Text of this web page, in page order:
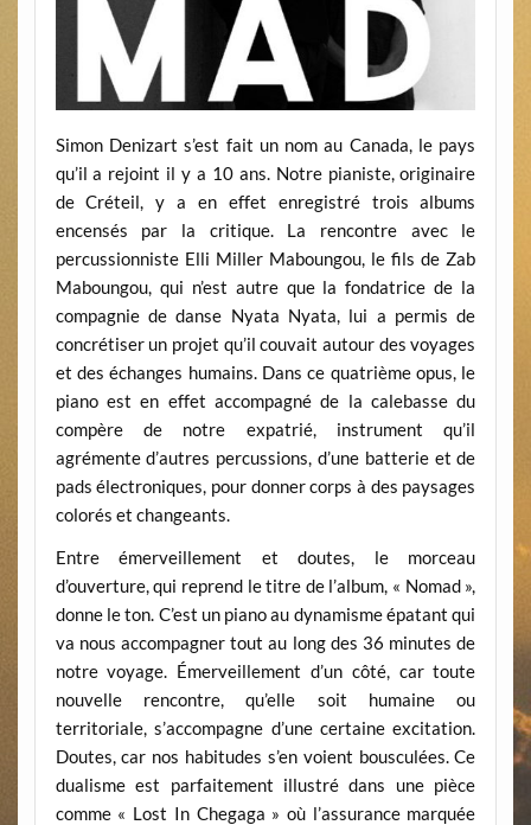
Simon Denizart s’est fait un nom au Canada, le pays
qu’il a rejoint il y a 10 ans. Notre pianiste, originaire
de Créteil, y a en effet enregistré trois albums
encensés par la critique. La rencontre avec le
percussionniste Elli Miller Maboungou, le fils de Zab
Maboungou, qui n’est autre que la fondatrice de la
compagnie de danse Nyata Nyata, lui a permis de
concrétiser un projet qu’il couvait autour des voyages
et des échanges humains. Dans ce quatrième opus, le
piano est en effet accompagné de la calebasse du
compère de notre expatrié, instrument qu’il
agrémente d’autres percussions, d’une batterie et de
pads électroniques, pour donner corps à des paysages
colorés et changeants.
Entre émerveillement et doutes, le morceau
d’ouverture, qui reprend le titre de l’album, « Nomad »,
donne le ton. C’est un piano au dynamisme épatant qui
va nous accompagner tout au long des 36 minutes de
notre voyage. Émerveillement d’un côté, car toute
nouvelle rencontre, qu’elle soit humaine ou
territoriale, s’accompagne d’une certaine excitation.
Doutes, car nos habitudes s’en voient bousculées. Ce
dualisme est parfaitement illustré dans une pièce
comme « Lost In Chegaga » où l’assurance marquée